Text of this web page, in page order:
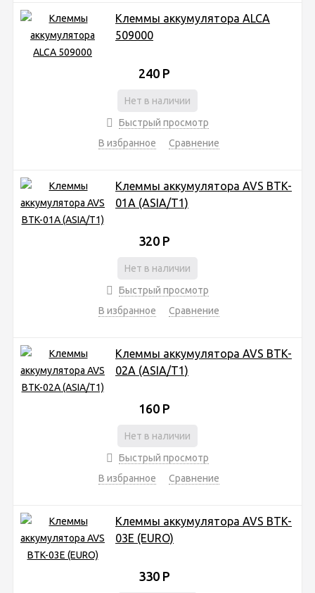
Клеммы аккумулятора ALCA
509000
240 Р
Нет в наличии
Быстрый просмотр
В избранное
Сравнение
Клеммы аккумулятора AVS BTK-
01A (ASIA/T1)
320 Р
Нет в наличии
Быстрый просмотр
В избранное
Сравнение
Клеммы аккумулятора AVS BTK-
02A (ASIA/T1)
160 Р
Нет в наличии
Быстрый просмотр
В избранное
Сравнение
Клеммы аккумулятора AVS BTK-
03E (EURO)
330 Р